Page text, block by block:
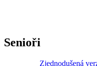
Senioři
Zjednodušená